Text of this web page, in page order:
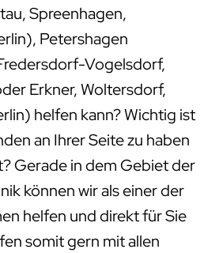
Spreenhagen,
Petershagen
Vogelsdorf,
Erkner, Woltersdorf,
helfen kann? Wichtig ist
an Ihrer Seite zu haben
Gerade in dem Gebiet der
können wir als einer der
helfen und direkt für Sie
somit gern mit allen